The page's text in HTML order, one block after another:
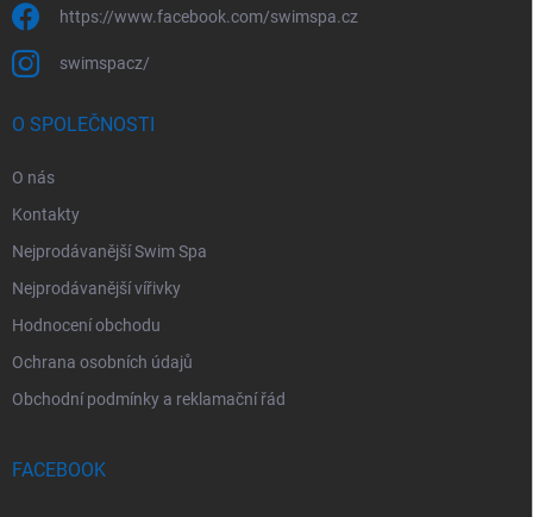
https://www.facebook.com/swimspa.cz
swimspacz/
O SPOLEČNOSTI
O nás
Kontakty
Nejprodávanější Swim Spa
Nejprodávanější vířivky
Hodnocení obchodu
Ochrana osobních údajů
Obchodní podmínky a reklamační řád
FACEBOOK